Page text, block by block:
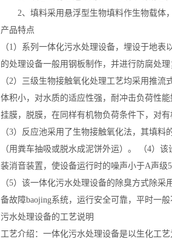
2、填料采用悬浮型生物填料作生物载体，
产品特点
（1）系列一体化污水处理设备，埋设于地
的处理设备一般用钢板制作，并进行防腐处理
（2）三级生物接触氧化处理工艺均采用推
体积小，对水质的适应性强，耐冲击负荷性
挂膜，脱膜，在同样有机物负荷条件下，对
（3）反应池采用了生物接触氧化法，其填
（用粪车抽吸或脱水成泥饼外运）。 （4）
装消音装置，使设备运行时的噪声小于A声级
（5）该一体化污水处理设备的除臭方式除
备故障baojing系统，运行安全可靠，平时一
污水处理设备的工艺说明
工艺介绍：一体化污水处理设备是以生化工